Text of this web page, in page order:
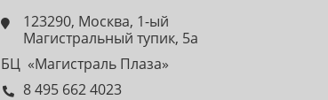
123290, Москва, 1-ый
Магистральный тупик, 5а
БЦ «Магистраль Плаза»
8 495 662 4023